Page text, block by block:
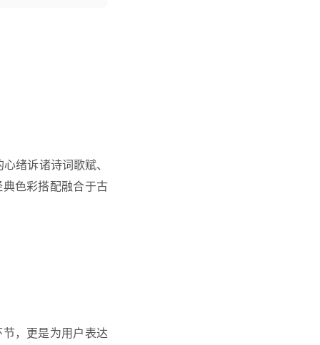
绪诉诸诗词歌赋、
色彩搭配融合于古
，更是为用户表达